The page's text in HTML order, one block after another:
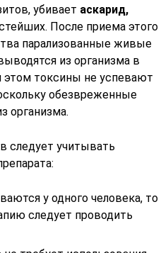
убивает аскарид,
После приема этого
парализованные живые
из организма в
токсины не успевают
обезвреженные
организма.
следует учитывать
у одного человека, то
следует проводить